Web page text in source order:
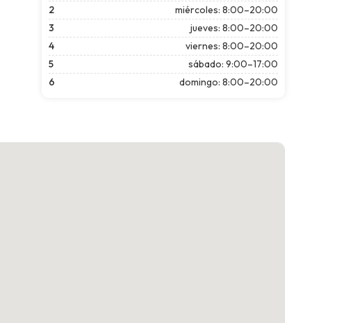
2
miércoles: 8:00–20:00
3
jueves: 8:00–20:00
4
viernes: 8:00–20:00
5
sábado: 9:00–17:00
6
domingo: 8:00–20:00